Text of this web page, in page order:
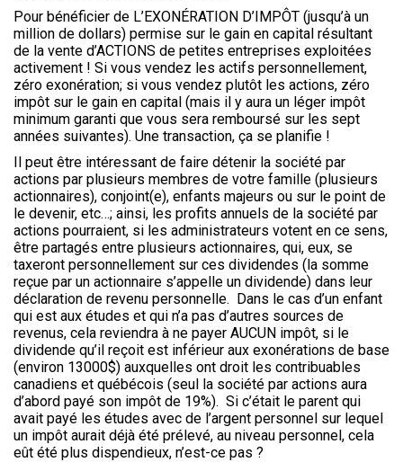
Pour bénéficier de L’EXONÉRATION D’IMPÔT (jusqu’à un
million de dollars) permise sur le gain en capital résultant
de la vente d’ACTIONS de petites entreprises exploitées
activement ! Si vous vendez les actifs personnellement,
zéro exonération; si vous vendez plutôt les actions, zéro
impôt sur le gain en capital (mais il y aura un léger impôt
minimum garanti que vous sera remboursé sur les sept
années suivantes). Une transaction, ça se planifie !
Il peut être intéressant de faire détenir la société par
actions par plusieurs membres de votre famille (plusieurs
actionnaires), conjoint(e), enfants majeurs ou sur le point de
le devenir, etc…; ainsi, les profits annuels de la société par
actions pourraient, si les administrateurs votent en ce sens,
être partagés entre plusieurs actionnaires, qui, eux, se
taxeront personnellement sur ces dividendes (la somme
reçue par un actionnaire s’appelle un dividende) dans leur
déclaration de revenu personnelle. Dans le cas d’un enfant
qui est aux études et qui n’a pas d’autres sources de
revenus, cela reviendra à ne payer AUCUN impôt, si le
dividende qu’il reçoit est inférieur aux exonérations de base
(environ 13000$) auxquelles ont droit les contribuables
canadiens et québécois (seul la société par actions aura
d’abord payé son impôt de 19%). Si c’était le parent qui
avait payé les études avec de l’argent personnel sur lequel
un impôt aurait déjà été prélevé, au niveau personnel, cela
eût été plus dispendieux, n’est-ce pas ?